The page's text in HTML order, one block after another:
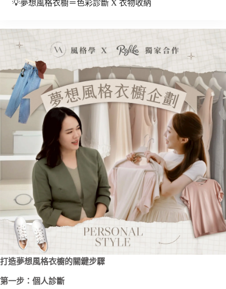
💡夢想風格衣櫥＝色彩診斷 X 衣物收納
打造夢想風格衣櫥的關鍵步驟
第一步：個人診斷